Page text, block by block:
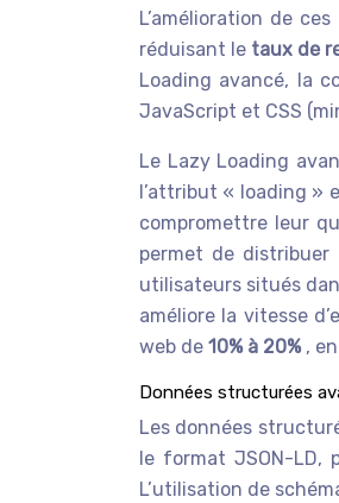
L’amélioration de
réduisant le taux de
Loading avancé, la
JavaScript et CSS
Le Lazy Loading
l’attribut « loading »
compromettre leur
permet de
utilisateurs situés
améliore la vitesse
web de 10% à 20% ,
Données structurées
Les données
le format JSON-LD,
L’utilisation de